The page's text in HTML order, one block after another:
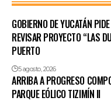
GOBIERNO DE YUCATÁN
REVISAR PROYECTO “LAS
PUERTO
5 agosto, 2026
ARRIBA A PROGRESO
PARQUE EÓLICO TIZIMÍN II